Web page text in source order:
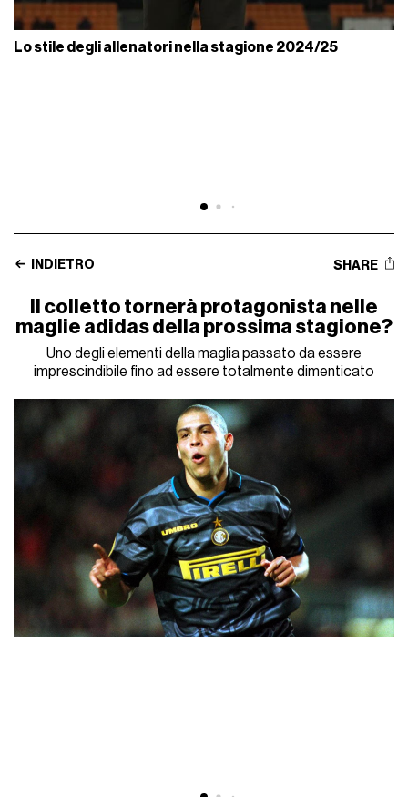
Lo stile degli allenatori nella stagione 2024/25
INDIETRO SHARE
Il colletto tornerà protagonista nelle
maglie adidas della prossima stagione?
Uno degli elementi della maglia passato da essere
imprescindibile fino ad essere totalmente dimenticato